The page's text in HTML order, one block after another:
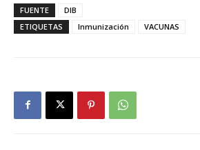
FUENTE
DIB
ETIQUETAS
Inmunización VACUNAS